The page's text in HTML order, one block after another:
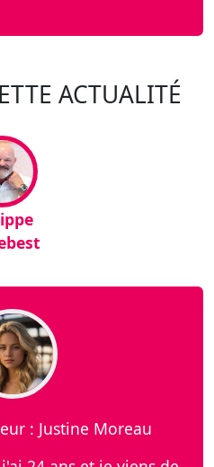
ACTUALITÉ
: Justine Moreau